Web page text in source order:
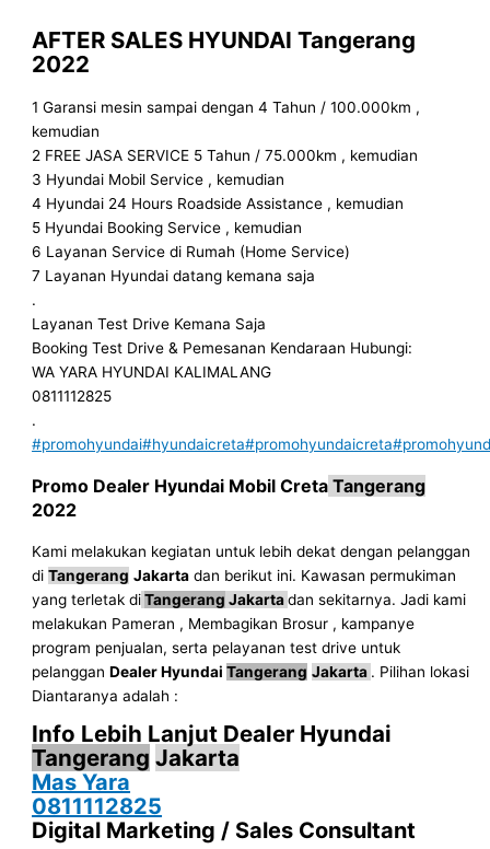
AFTER SALES HYUNDAITangerang
2022
1 Garansi mesin sampai dengan 4 Tahun / 100.000km ,
kemudian
2 FREE JASA SERVICE 5 Tahun / 75.000km , kemudian
3 Hyundai Mobil Service , kemudian
4 Hyundai 24 Hours Roadside Assistance , kemudian
5 Hyundai Booking Service , kemudian
6 Layanan Service di Rumah (Home Service)
7 Layanan Hyundai datang kemana saja
.
Layanan Test Drive Kemana Saja
Booking Test Drive & Pemesanan Kendaraan Hubungi:
WA YARA HYUNDAI KALIMALANG
0811112825
.
#promohyundai#hyundaicreta#promohyundaicreta
Promo Dealer Hyundai Mobil Creta Tangerang
2022
Kami melakukan kegiatan untuk lebih dekat dengan pelanggan
diTangerang Jakarta dan berikut ini. Kawasan permukiman
yang terletak diTangerang Jakartadan sekitarnya. Jadi kami
melakukan Pameran , Membagikan Brosur , kampanye
program penjualan, serta pelayanan test drive untuk
pelangganDealer Hyundai Tangerang Jakarta . Pilihan lokasi
Diantaranya adalah :
Info Lebih Lanjut Dealer Hyundai
Tangerang Jakarta
Mas Yara
0811112825
Digital Marketing / Sales Consultant